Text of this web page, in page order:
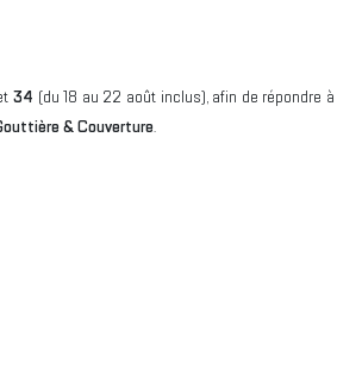
34 (du 18 au 22 août inclus), afin de répondre à
& Couverture.